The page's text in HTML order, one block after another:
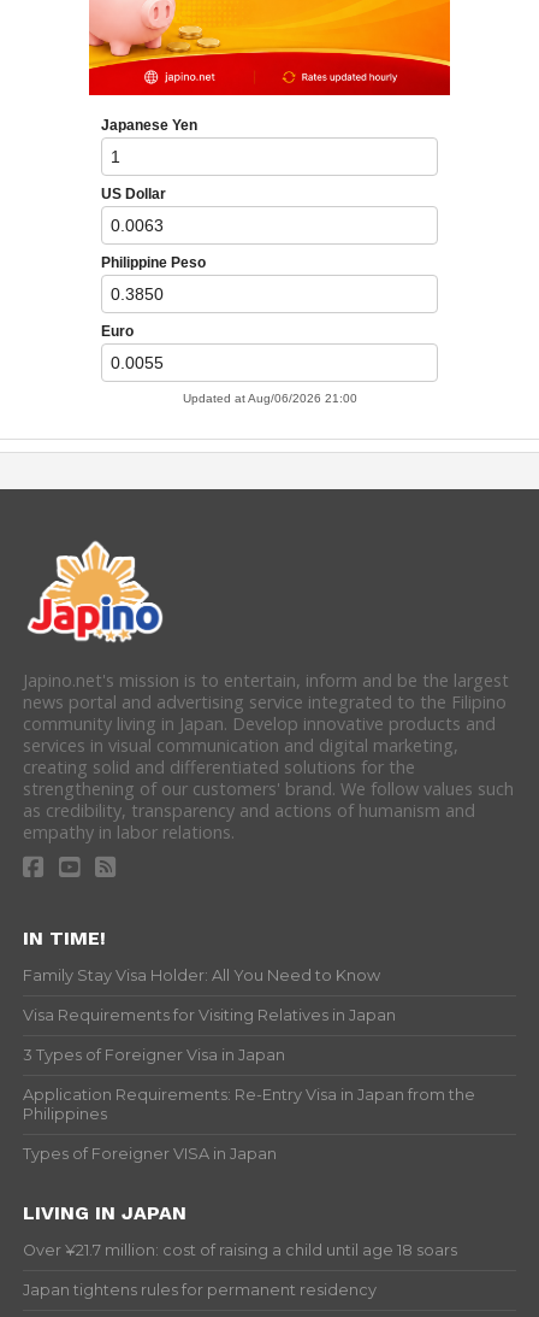
Japino.net's mission is to entertain, inform and be the largest
news portal and advertising service integrated to the Filipino
community living in Japan. Develop innovative products and
services in visual communication and digital marketing,
creating solid and differentiated solutions for the
strengthening of our customers' brand. We follow values such
as credibility, transparency and actions of humanism and
empathy in labor relations.
IN TIME!
Family Stay Visa Holder: All You Need to Know
Visa Requirements for Visiting Relatives in Japan
3 Types of Foreigner Visa in Japan
Application Requirements: Re-Entry Visa in Japan from the
Philippines
Types of Foreigner VISA in Japan
LIVING IN JAPAN
Over ¥21.7 million: cost of raising a child until age 18 soars
Japan tightens rules for permanent residency